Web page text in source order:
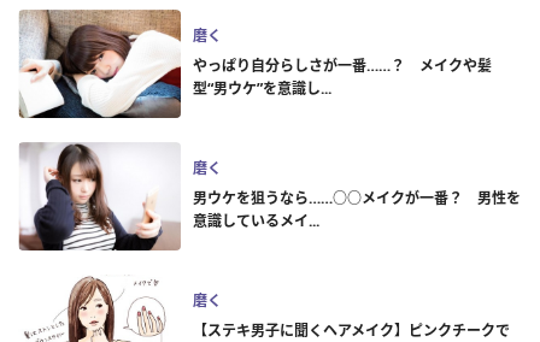
磨く
やっぱり自分らしさが一番……？ メイクや髪
型“男ウケ”を意識し...
磨く
男ウケを狙うなら……○○メイクが一番？ 男性を
意識しているメイ...
磨く
【ステキ男子に聞くヘアメイク】ピンクチークで